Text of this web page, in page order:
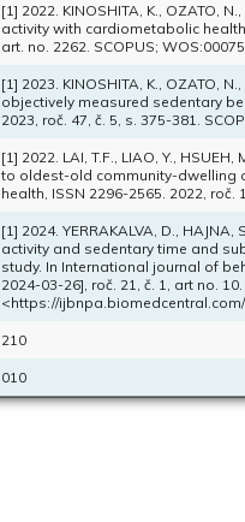
[1] 2022. KINOSHITA, K., OZATO,
activity with cardiometabolic
art. no. 2262. SCOPUS;
[1] 2023. KINOSHITA, K., OZATO,
objectively measured sedentary
2023, roč. 47, č. 5, s. 375-381.
[1] 2022. LAI, T.F., LIAO, Y.,
to oldest-old community-dwelling
health, ISSN 2296-2565. 2022, roč.
[1] 2024. YERRAKALVA, D.,
activity and sedentary time and
study. In International journal of
2024-03-26], roč. 21, č. 1, art no.
<https://
210
010